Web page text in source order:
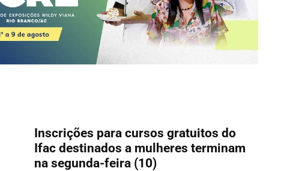
Inscrições para cursos gratuitos do
Ifac destinados a mulheres terminam
na segunda-feira (10)